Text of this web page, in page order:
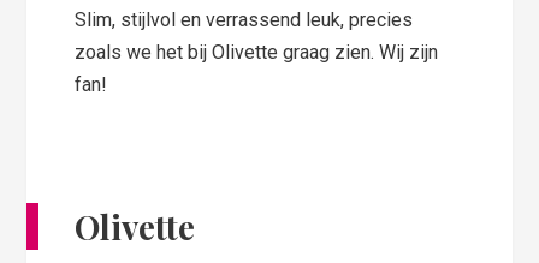
Slim, stijlvol en verrassend leuk, precies
zoals we het bij Olivette graag zien. Wij zijn
fan!
Olivette